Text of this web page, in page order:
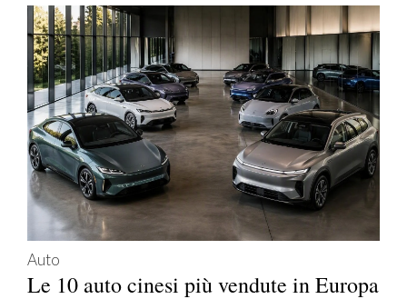
Auto
Le 10 auto cinesi più vendute in Europa